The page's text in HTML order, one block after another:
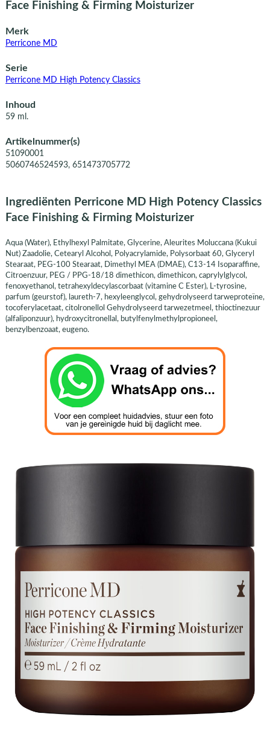
Face Finishing & Firming Moisturizer
Merk
Perricone MD
Serie
Perricone MD High Potency Classics
Inhoud
59 ml.
Artikelnummer(s)
51090001
5060746524593, 651473705772
Ingrediënten Perricone MD High Potency Classics
Face Finishing & Firming Moisturizer
Aqua (Water), Ethylhexyl Palmitate, Glycerine, Aleurites Moluccana (Kukui
Nut) Zaadolie, Cetearyl Alcohol, Polyacrylamide, Polysorbaat 60, Glyceryl
Stearaat, PEG-100 Stearaat, Dimethyl MEA (DMAE), C13-14 Isoparaffine,
Citroenzuur, PEG / PPG-18/18 dimethicon, dimethicon, caprylylglycol,
fenoxyethanol, tetrahexyldecylascorbaat (vitamine C Ester), L-tyrosine,
parfum (geurstof), laureth-7, hexyleenglycol, gehydrolyseerd tarweproteïne,
tocoferylacetaat, citolronellol Gehydrolyseerd tarwezetmeel, thioctinezuur
(alfaliponzuur), hydroxycitronellal, butylfenylmethylpropioneel,
benzylbenzoaat, eugeno.